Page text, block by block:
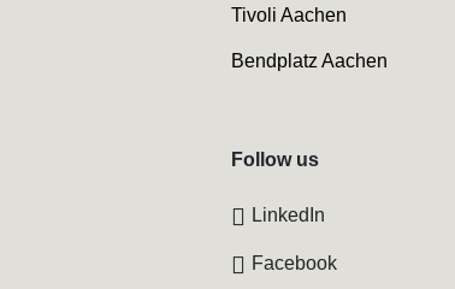
Tivoli Aachen
Bendplatz Aachen
Follow us
LinkedIn
Facebook